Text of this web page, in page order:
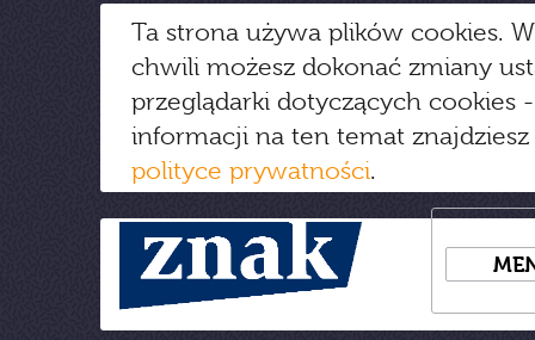
Ta strona używa plików cookies.
chwili możesz dokonać zmiany
przeglądarki dotyczących cookies
informacji na ten temat
polityce prywatności.